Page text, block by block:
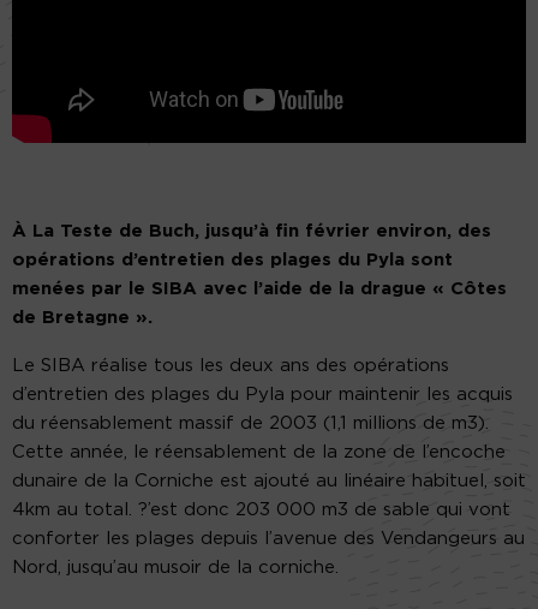
À La Teste de Buch, jusqu’à fin février environ, des
opérations d’entretien des plages du Pyla sont
menées par le SIBA avec l’aide de la drague « Côtes
de Bretagne ».
Le SIBA réalise tous les deux ans des opérations
d’entretien des plages du Pyla pour maintenir les acquis
du réensablement massif de 2003 (1,1 millions de m3).
Cette année, le réensablement de la zone de l’encoche
dunaire de la Corniche est ajouté au linéaire habituel, soit
4km au total. ?’est donc 203 000 m3 de sable qui vont
conforter les plages depuis l’avenue des Vendangeurs au
Nord, jusqu’au musoir de la corniche.